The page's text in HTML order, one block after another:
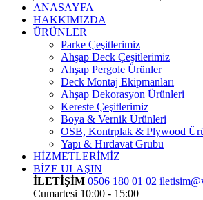
ANASAYFA
HAKKIMIZDA
ÜRÜNLER
Parke Çeşitlerimiz
Ahşap Deck Çeşitlerimiz
Ahşap Pergole Ürünler
Deck Montaj Ekipmanları
Ahşap Dekorasyon Ürünleri
Kereste Çeşitlerimiz
Boya & Vernik Ürünleri
OSB, Kontrplak & Plywood
Yapı & Hırdavat Grubu
HİZMETLERİMİZ
BİZE ULAŞIN
İLETİŞİM 0506 180 01 02
Cumartesi 10:00 - 15:00